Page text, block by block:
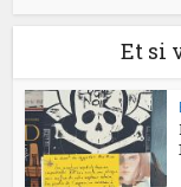
Et si
1